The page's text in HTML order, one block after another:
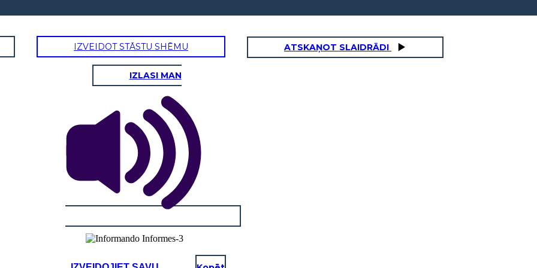
IZVEIDOT STĀSTU SHĒMU ATSKAŅOT SLAIDRĀDI
IZLASI MAN